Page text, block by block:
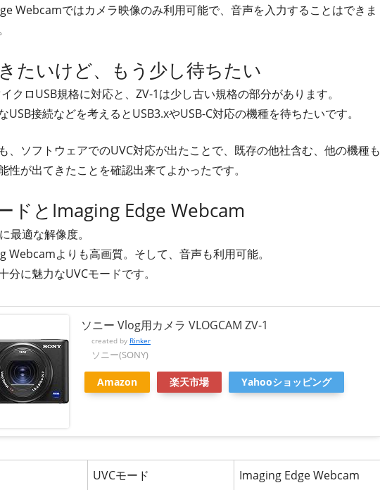
Webcamではカメラ映像のみ利用可能で、音声を入力することはできま
たいけど、もう少し待ちたい
クロUSB規格に対応と、ZV-1は少し古い規格の部分があります。
USB接続などを考えるとUSB3.xやUSB-C対応の機種を待ちたいです。
、ソフトウェアでのUVC対応が出たことで、既存の他社含む、他の機種も
性が出てきたことを確認出来てよかったです。
ドとImaging Edge Webcam
最適な解像度。
Webcamよりも高画質。そして、音声も利用可能。
分に魅力なUVCモードです。
ソニー Vlog用カメラ VLOGCAM ZV-1
created by Rinker
ソニー(SONY)
Amazon 楽天市場 Yahooショッピング
UVCモード Imaging Edge Webcam